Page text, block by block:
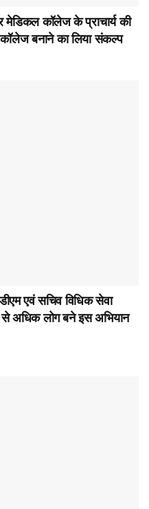
मेडिकल कॉलेज के प्राचार्य की
बनाने का लिया संकल्प
एवं सचिव विधिक सेवा
से अधिक लोग बने इस अभियान